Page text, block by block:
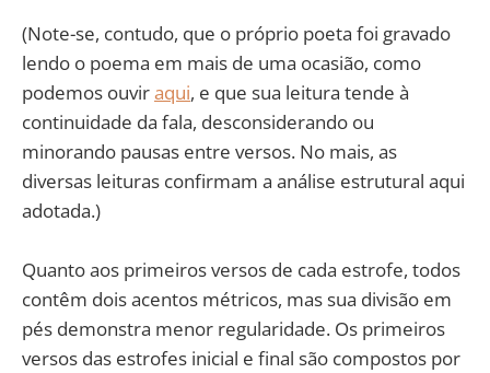
(Note-se, contudo, que o próprio poeta foi gravado
lendo o poema em mais de uma ocasião, como
podemos ouviraqui, e que sua leitura tende à
continuidade da fala, desconsiderando ou
minorando pausas entre versos. No mais, as
diversas leituras confirmam a análise estrutural aqui
adotada.)
Quanto aos primeiros versos de cada estrofe, todos
contêm dois acentos métricos, mas sua divisão em
pés demonstra menor regularidade. Os primeiros
versos das estrofes inicial e final são compostos por